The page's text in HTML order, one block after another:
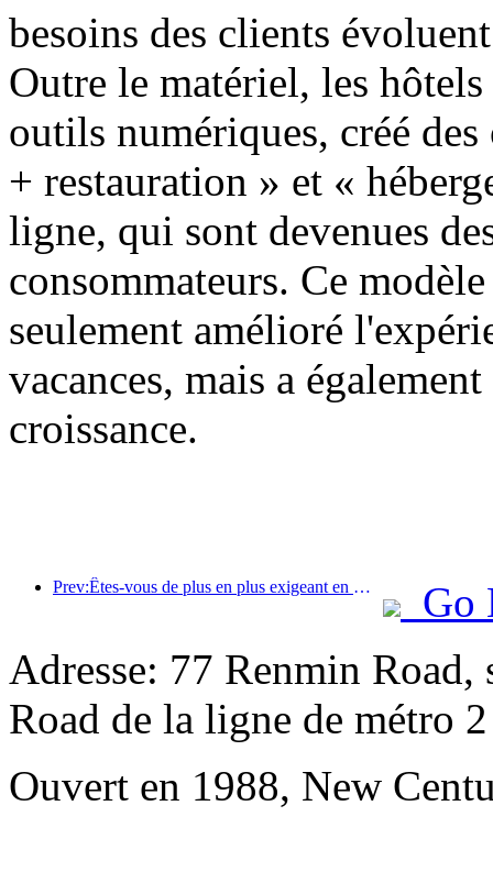
besoins des clients
Outre le matériel, les
outils numériques, créé
+ restauration » et «
ligne, qui sont devenues
consommateurs. Ce
seulement amélioré
vacances, mais a
croissance.
Prev:Êtes-vous de plus en plus exigeant en matière d’hôtels ? Les marques de milieu et haut de gamme « choisissent » toutes les détails
Go
Adresse: 77 Renmin
Road de la ligne de métro 2
Ouvert en 1988, New